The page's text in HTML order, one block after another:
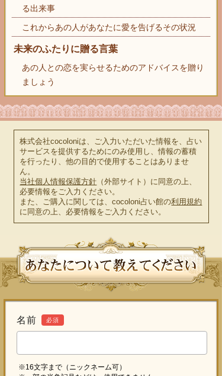
る出来事
これからあの人があなたに愛を告げるその状況
未来のふたりに贈る言葉
あの人との恋を実らせるためのアドバイスを贈り
ましょう
株式会社cocoloniは、ご入力いただいた情報を、占い
サービスを提供するためにのみ使用し、情報の蓄積
を行ったり、他の目的で使用することはありませ
ん。
当社個人情報保護方針 （外部サイト）に同意の上、
必要情報をご入力ください。
また、ご購入に関しては、cocoloni占い館の利用規約
に同意の上、必要情報をご入力ください。
名前 必須
※16文字まで（ニックネーム可）